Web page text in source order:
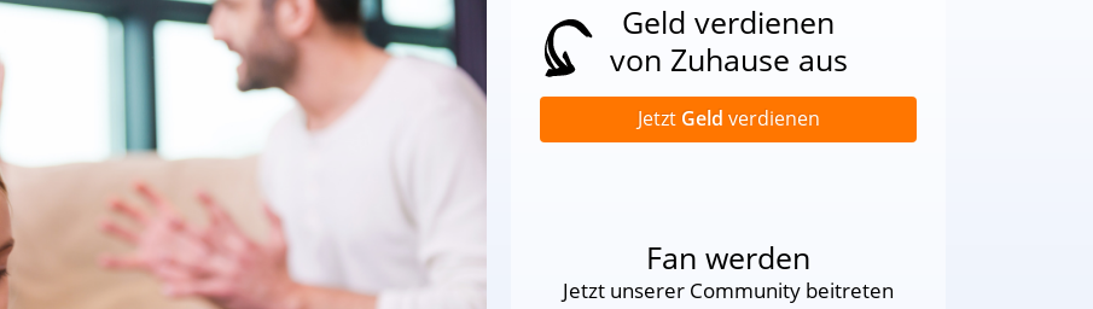
Geld verdienen
von Zuhause aus
Jetzt Geld verdienen
Fan werden
Jetzt unserer Community beitreten